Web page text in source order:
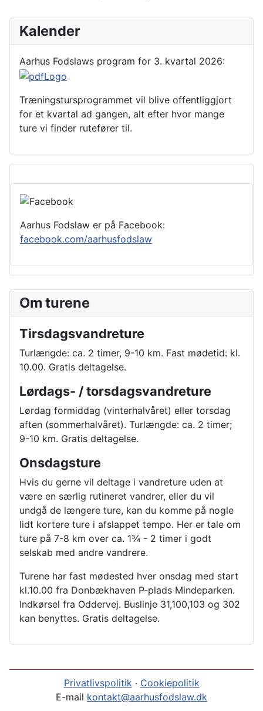
Kalender
Aarhus Fodslaws program for 3. kvartal 2026:
Træningstursprogrammet vil blive offentliggjort
for et kvartal ad gangen, alt efter hvor mange
ture vi finder rutefører til.
Aarhus Fodslaw er på Facebook:
facebook.com/aarhusfodslaw
Om turene
Tirsdagsvandreture
Turlængde: ca. 2 timer, 9-10 km. Fast mødetid: kl.
10.00. Gratis deltagelse.
Lørdags- / torsdagsvandreture
Lørdag formiddag (vinterhalvåret) eller torsdag
aften (sommerhalvåret). Turlængde: ca. 2 timer;
9-10 km. Gratis deltagelse.
Onsdagsture
Hvis du gerne vil deltage i vandreture uden at
være en særlig rutineret vandrer, eller du vil
undgå de længere ture, kan du komme på nogle
lidt kortere ture i afslappet tempo. Her er tale om
ture på 7-8 km over ca. 1¾ - 2 timer i godt
selskab med andre vandrere.
Turene har fast mødested hver onsdag med start
kl.10.00 fra Donbækhaven P-plads Mindeparken.
Indkørsel fra Oddervej. Buslinje 31,100,103 og 302
kan benyttes. Gratis deltagelse.
Privatlivspolitik · Cookiepolitik
E-mail kontakt@aarhusfodslaw.dk